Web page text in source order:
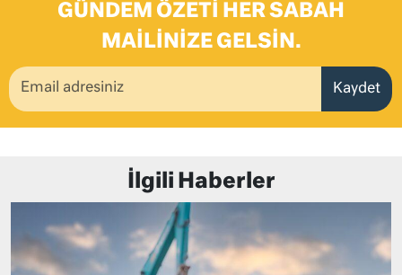
GÜNDEM ÖZETI HER SABAH
MAILINIZE GELSIN.
Kaydet
İlgili Haberler